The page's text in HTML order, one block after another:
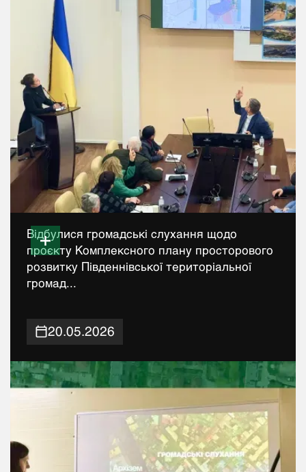
Відбулися громадські слухання щодо
проєкту Комплексного плану просторового
розвитку Південнівської територіальної
громад...
20.05.2026